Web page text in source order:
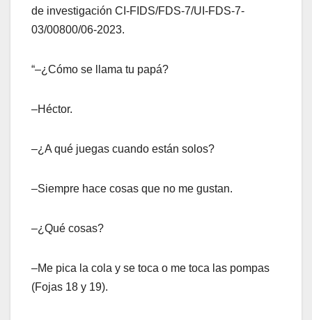
de investigación CI-FIDS/FDS-7/UI-FDS-7-
03/00800/06-2023.
“–¿Cómo se llama tu papá?
–Héctor.
–¿A qué juegas cuando están solos?
–Siempre hace cosas que no me gustan.
–¿Qué cosas?
–Me pica la cola y se toca o me toca las pompas
(Fojas 18 y 19).